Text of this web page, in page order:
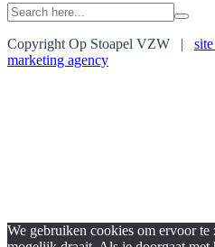
Search
for:
Copyright Op Stoapel VZW |
marketing agency
We gebruiken cookies om ervoor te